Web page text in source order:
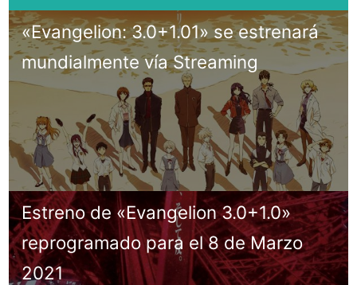
«Evangelion: 3.0+1.01» se estrenará
mundialmente vía Streaming
Estreno de «Evangelion 3.0+1.0»
reprogramado para el 8 de Marzo
2021